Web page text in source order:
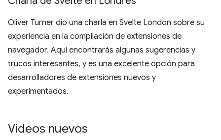
Oliver Turner dio una charla en Svelte London sobre su
experiencia en la compilación de extensiones de
navegador. Aquí encontrarás algunas sugerencias y
trucos interesantes, y es una excelente opción para
desarrolladores de extensiones nuevos y
experimentados.
Videos nuevos